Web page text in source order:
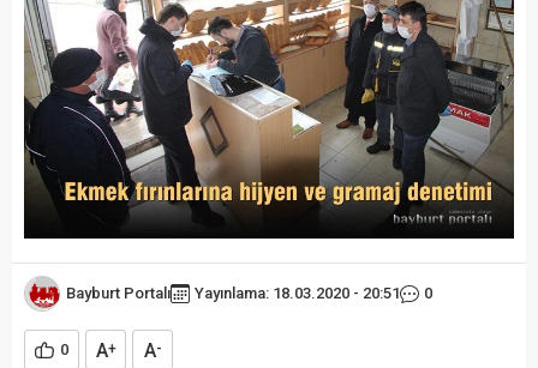
Bayburt Portalı Yayınlama: 18.03.2020 - 20:51 0
0 A+ A-